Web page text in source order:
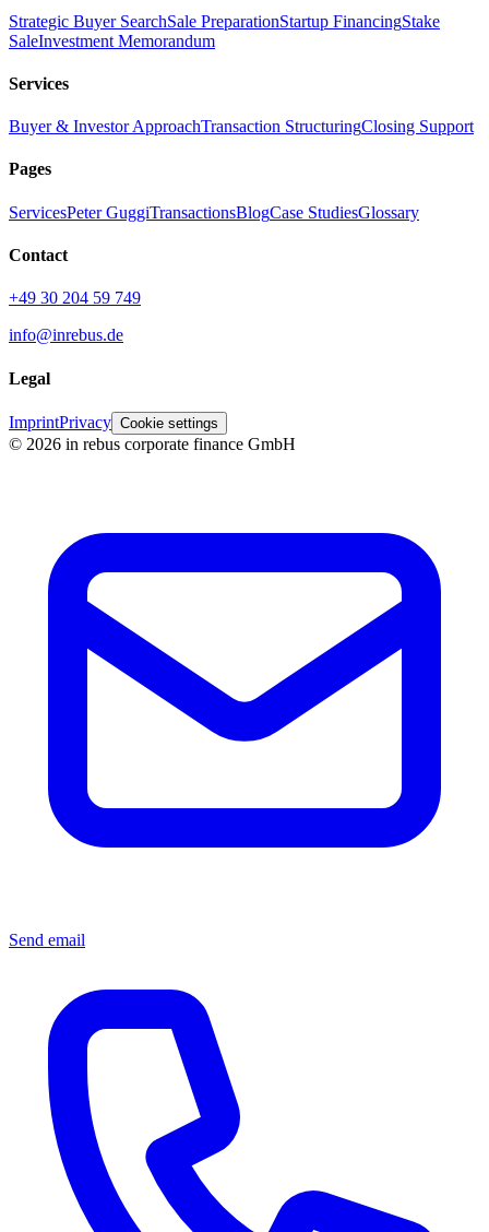
Strategic Buyer SearchSale PreparationStartup FinancingStake
SaleInvestment Memorandum
Services
Buyer & Investor ApproachTransaction StructuringClosing Support
Pages
ServicesPeter GuggiTransactionsBlogCase StudiesGlossary
Contact
+49 30 204 59 749
info@inrebus.de
Legal
ImprintPrivacy Cookie settings
© 2026 in rebus corporate finance GmbH
Send email